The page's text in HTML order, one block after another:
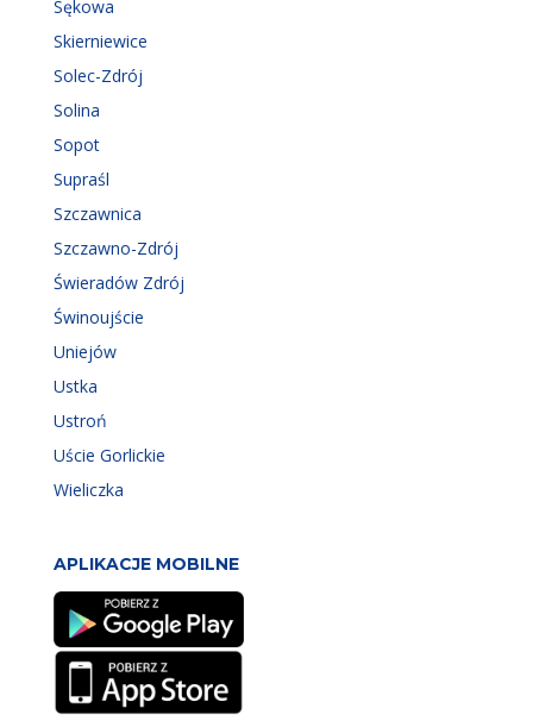
Sękowa
Skierniewice
Solec-Zdrój
Solina
Sopot
Supraśl
Szczawnica
Szczawno-Zdrój
Świeradów Zdrój
Świnoujście
Uniejów
Ustka
Ustroń
Uście Gorlickie
Wieliczka
APLIKACJE MOBILNE